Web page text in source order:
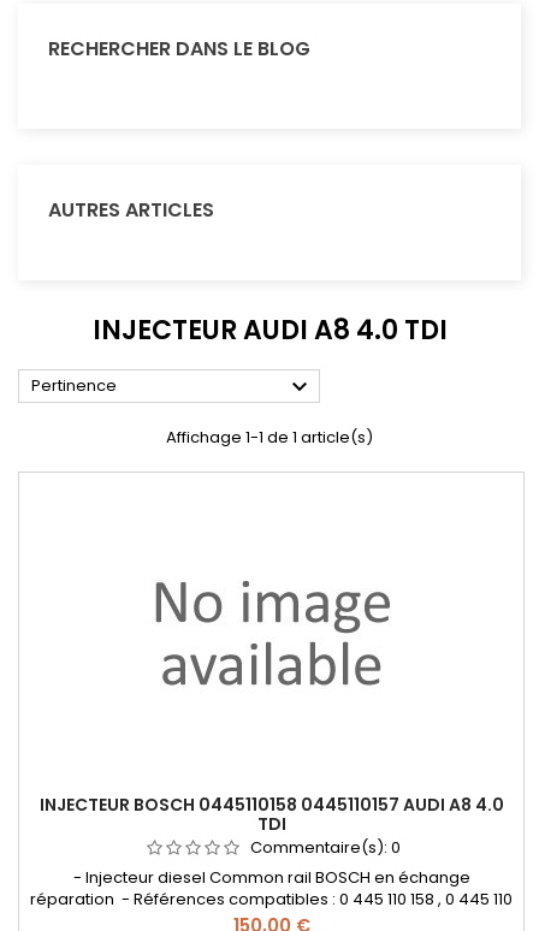
RECHERCHER DANS LE BLOG
AUTRES ARTICLES
INJECTEUR AUDI A8 4.0 TDI
Pertinence 
Affichage 1-1 de 1 article(s)
INJECTEUR BOSCH 0445110158 0445110157 AUDI A8 4.0
TDI
Commentaire(s): 0
- Injecteur diesel Common rail BOSCH en échange
réparation - Références compatibles : 0 445 110 158 , 0 445 110
157 , 0 986 435 168 , 0445110133 , 0 445 110 133 , 0445110132 , 0
Prix
150,00 €